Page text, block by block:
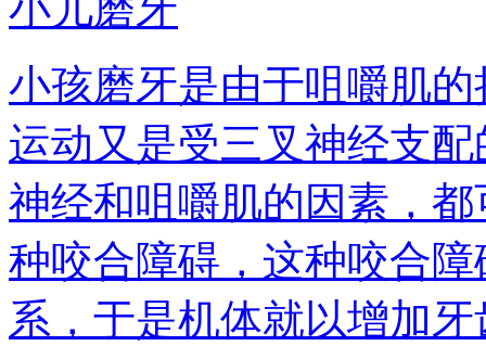
小孩磨牙是由于咀嚼肌
运动又是受三叉神经支
神经和咀嚼肌的因素，
种咬合障碍，这种咬合
系，于是机体就以增加